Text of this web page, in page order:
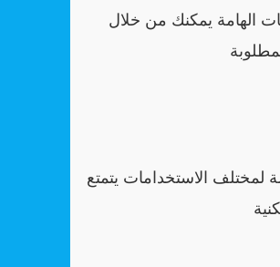
الهامة يمكنك من خلال
الاستخدامات يتمتع